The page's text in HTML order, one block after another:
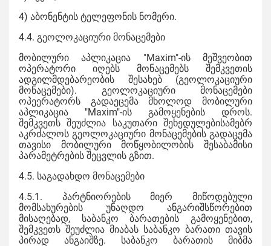
4) აბონენტის ტელეფონის ნომერი.
4.4. გეოლოკაციური მონაცემები
მობილური აპლიკაცია "Maxim"-ის მეშვეობით
ოპერატორი იღებს მონაცემებს შემკვეთის
ადგილმდებარეობის შესახებ (გეოლოკაციური
მონაცემები). გეოლოკაციური მონაცემები
ოპეერატორს გადაეცემა მხოლოდ მობილური
აპლიკაცია "Maxim"-ის გამოყენების დროს.
შემკვეთს შეუძლია საკუთარი შეხედულებისამებრ
აკრძალოს გეოლოკაციური მონაცემების გადაცემა
თავისი მობილური მოწყობილობის შესაბამისი
პარამეტრების შეცვლის გზით.
4.5. საგადახდო მონაცემები
4.5.1. პარტნიორების მიერ მიწოდებული
მომსახურების უნაღდო ანგარიშსწორებით
მისაღებად, საბანკო ბარათების გამოყენებით,
შემკვეთს შეუძლია მიაბას საბანკო ბარათი თავის
პირად ანგაიშზე. საბანკო ბარათის მიბმა